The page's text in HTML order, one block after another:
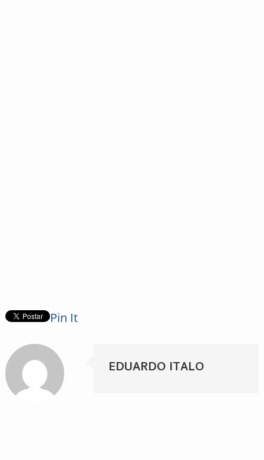
Pin It
EDUARDO ITALO